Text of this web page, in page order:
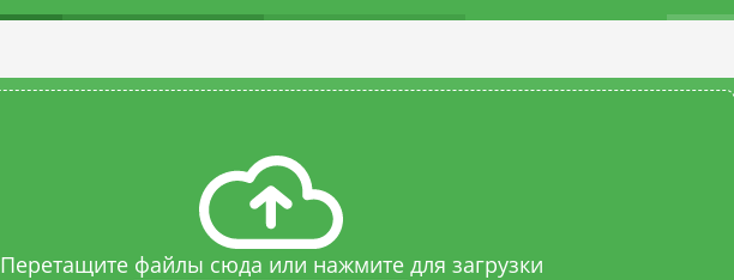
Перетащите файлы сюда или нажмите для загрузки